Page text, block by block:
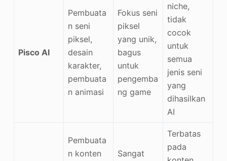
Pisco AI
Pembuata
n seni
piksel,
desain
karakter,
pembuata
n animasi
Fokus seni
piksel
yang unik,
bagus
untuk
pengemba
ng game
niche,
tidak
cocok
untuk
semua
jenis seni
yang
dihasilkan
AI
Pembuata
n konten
Sangat
Terbatas
pada